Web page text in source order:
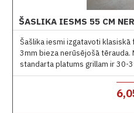
Šašlika iesmi izgatavoti
3mm bieza nerūsējošā tērauda.
standarta platums grillam ir 30-